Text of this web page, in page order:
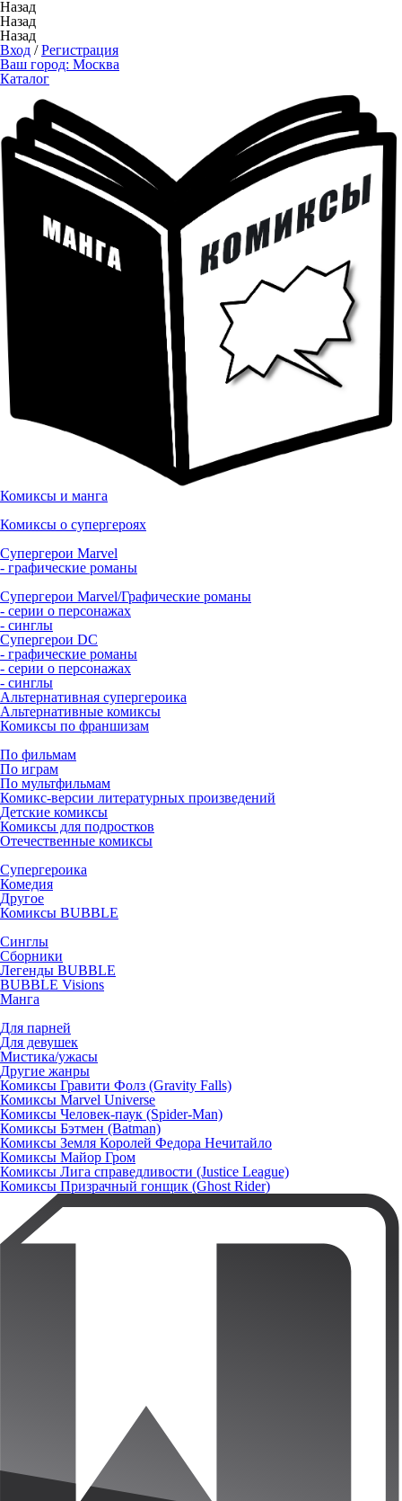
Назад
Назад
Назад
Вход /Регистрация
Ваш город: Москва
Каталог
Комиксы и манга
Комиксы о супергероях
Супергерои Marvel
- графические романы
Супергерои Marvel/Графические романы
- серии о персонажах
- синглы
Супергерои DC
- графические романы
- серии о персонажах
- синглы
Альтернативная супергероика
Альтернативные комиксы
Комиксы по франшизам
По фильмам
По играм
По мультфильмам
Комикс-версии литературных произведений
Детские комиксы
Комиксы для подростков
Отечественные комиксы
Супергероика
Комедия
Другое
Комиксы BUBBLE
Синглы
Сборники
Легенды BUBBLE
BUBBLE Visions
Манга
Для парней
Для девушек
Мистика/ужасы
Другие жанры
Комиксы Гравити Фолз (Gravity Falls)
Комиксы Marvel Universe
Комиксы Человек-паук (Spider-Man)
Комиксы Бэтмен (Batman)
Комиксы Земля Королей Федора Нечитайло
Комиксы Майор Гром
Комиксы Лига справедливости (Justice League)
Комиксы Призрачный гонщик (Ghost Rider)